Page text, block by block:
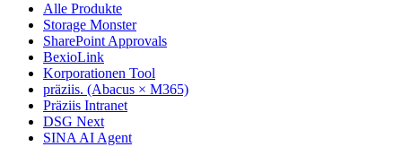
Alle Produkte
Storage Monster
SharePoint Approvals
BexioLink
Korporationen Tool
präziis. (Abacus × M365)
Präziis Intranet
DSG Next
SINA AI Agent